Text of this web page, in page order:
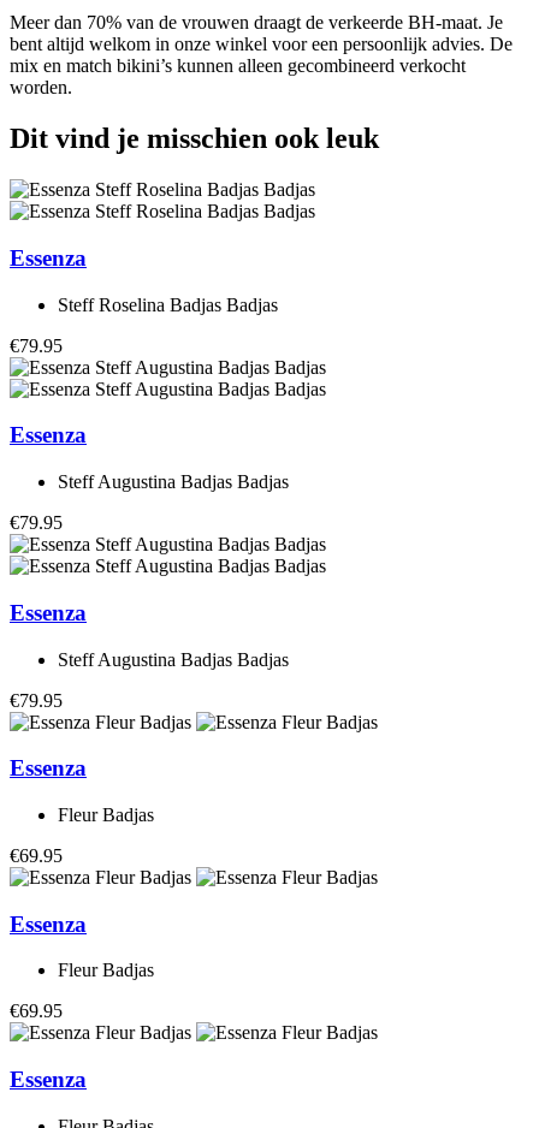
Meer dan 70% van de vrouwen draagt de verkeerde BH-maat. Je
bent altijd welkom in onze winkel voor een persoonlijk advies. De
mix en match bikini’s kunnen alleen gecombineerd verkocht
worden.
Dit vind je misschien ook leuk
Essenza
Steff Roselina Badjas Badjas
€79.95
Essenza
Steff Augustina Badjas Badjas
€79.95
Essenza
Steff Augustina Badjas Badjas
€79.95
Essenza
Fleur Badjas
€69.95
Essenza
Fleur Badjas
€69.95
Essenza